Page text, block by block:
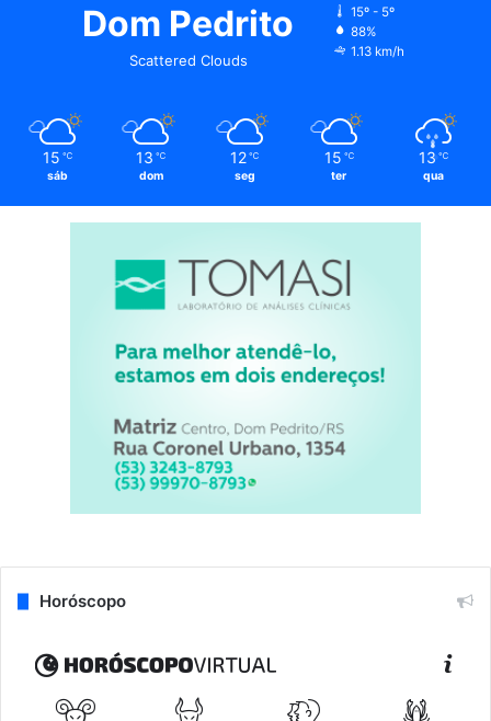
Dom Pedrito
Scattered Clouds
15º - 5º
88%
1.13 km/h
15 ℃
sáb
13 ℃
dom
12 ℃
seg
15 ℃
ter
13 ℃
qua
Horóscopo